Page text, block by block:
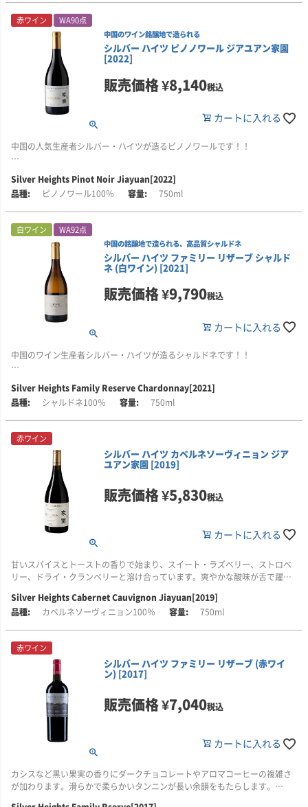
口に含むと、きめ細やかでありながら力強いタンニン、清涼感のある精緻な
酸味、そしてとろけるように豊かな風味が感じられ、「ザ・サミット」のク
ラシックな骨格を形作っています。特に印象的なのは、長く続く余韻。記憶
に残る味わいが、深い余情を残します。
■醸造について
ブドウは手摘みで収穫され、選別されます。発酵前には低温でのマセレーシ
ョンを行い、その後、温度管理されたタンクで発酵が進められます。熟成
は、フレンチオーク樽(新樽50％、1年樽50％)で12ヶ月間熟成が行われま
方式により丁寧に濾過されています。アルコール度数15％。
■シルバー・ハイツについて
シルバー・ハイツ(SILVER HEIGHTS)は、銀色高原にあり、中国では珍しい家
レン山地は、中国のワインベルトと呼ばれており将来期待されている地域で
す。
2007年に開業し、カベルネソーヴィニヨン、メルロー、シャルドネなど国際
品種を中心に栽培しています。土壌は赤粘土石灰質の土壌で、標高が高いた
め、昼夜の温度差があり、年間降水量も200mmと少ないのが特徴で、まさに
ワインのための地と言われています。
1999年、世界レベルのワインを造ろうと家長リン氏は、娘エマ(通称)をフラ
ンス/ボルドーに留学させました。エマは有名シャトーなどで研修する機会を
たり醸造責任者を務めていたティエリー・カンタードと愛情をはぐくみ2003
年に結婚しました。
2005年にエマは、ディプロマを取得して帰国、その後、中国のワイン商社に
勤めた後、ティエリ―とともにこのワイナリーを本格的なものに育て上げて
きました。確かな技術をもとに2007年の初リリース以来、たくさんの素晴ら
しい賞を数々受賞し現在に至っています。
赤ワイン WA90点
中国のワイン銘醸地で造られる
シルバー ハイツ ピノノワール ジアユアン家園
[2022]
販売価格¥8,140税込
カートに入れる
中国の人気生産者シルバー・ハイツが造るピノノワールです！！
このピノノワールは、まるで調香師の庭を思わせるような、ピュアで華やか
な香りが印象的です。
と立ち上がり、赤いさくらんぼやレッドプラム、野生のマルベリーといった
みずみずしい果実味が口いっぱいに広がります。さらに、スパイスやタバコ
の葉、森の下草や松の木のようなニュアンスが複雑味を加えています。
口当たりはとても繊細で、明るく生き生きとした酸味と、セミの羽のように
軽やかなタンニンが感じられます。花や果実の風味が舌の上で踊るように広
がり、このピノノワールの優雅さを見事に体現しています。
トマト・ビーフシチュー、石焼ごはん、きのこの餃子、子羊肉などと相性が
■栽培・醸造について
れています。丁寧に選別されたブドウの房を、自然酵母を用いて低温で発
酵。ワインは、1年使用のフレンチオーク樽50％と新しい素焼きの壺(クヴェ
ヴリ)50％で12か月間、熟成されます。アルコール度12％。
■シルバー・ハイツについて
シルバー・ハイツ(SILVER HEIGHTS)は、銀色高原にあり、中国では珍しい家
族経営のワイナリーです。ヘレン山地の標高1200mのところにあります。ヘ
レン山地は、中国のワインベルトと呼ばれており将来期待されている地域で
2007年に開業し、カベルネソーヴィニヨン、メルロー、シャルドネなど国際
品種を中心に栽培しています。土壌は赤粘土石灰質の土壌で、標高が高いた
ワインのための地と言われています。
1999年、世界レベルのワインを造ろうと家長リン氏は、娘エマ(通称)をフラ
ンス/ボルドーに留学させました。エマは有名シャトーなどで研修する機会を
得ていきます。その後、エマは、シャトー・カロン・セギュールで三代にわ
たり醸造責任者を務めていたティエリー・カンタードと愛情をはぐくみ2003
年に結婚しました。
2005年にエマは、ディプロマを取得して帰国、その後、中国のワイン商社に
勤めた後、ティエリ―とともにこのワイナリーを本格的なものに育て上げて
きました。確かな技術をもとに2007年の初リリース以来、たくさんの素晴ら
しい賞を数々受賞し現在に至っています。
Silver Heights Pinot Noir Jiayuan[2022]
ピノノワール100％
750ml
白ワイン WA92点
中国の銘醸地で造られる、高品質シャルドネ
シルバー ハイツ ファミリー リザーブ シャルド
ネ (白ワイン) [2021]
販売価格¥9,790税込
カートに入れる
中国のワイン生産者シルバー・ハイツが造るシャルドネです！！
美しい青リンゴの香りに、豊かなトロピカルフルーツのニュアンスが重なり
ます。口に含むと、パパイヤやバナナ、アプリコットの風味が広がり、クリ
蒸し魚、バニラ風味のローストチキン、チーズ、トリュフを使ったイタリア
ンパスタ、アーティチョークなどと相性が良いです。
■栽培・醸造について
中国/寧夏回族自治区で栽培されたブドウが使われています。優しくゆっくり
と圧搾し、温度管理された発酵を行い、酸化を防ぐよう細心の注意を払って
います。その後、ブルゴーニュ産オーク樽(新樽100％)で8か月間熟成してい
ます。アルコール度14％。
■シルバー・ハイツについて
族経営のワイナリーです。ヘレン山地の標高1200mのところにあります。ヘ
レン山地は、中国のワインベルトと呼ばれており将来期待されている地域で
2007年に開業し、カベルネソーヴィニヨン、メルロー、シャルドネなど国際
品種を中心に栽培しています。土壌は赤粘土石灰質の土壌で、標高が高いた
め、昼夜の温度差があり、年間降水量も200mmと少ないのが特徴で、まさに
ワインのための地と言われています。
1999年、世界レベルのワインを造ろうと家長リン氏は、娘エマ(通称)をフラ
ンス/ボルドーに留学させました。エマは有名シャトーなどで研修する機会を
得ていきます。その後、エマは、シャトー・カロン・セギュールで三代にわ
たり醸造責任者を務めていたティエリー・カンタードと愛情をはぐくみ2003
2005年にエマは、ディプロマを取得して帰国、その後、中国のワイン商社に
Silver Heights Family Reserve Chardonnay[2021]
シャルドネ100％
750ml
赤ワイン
シルバー ハイツ カベルネソーヴィニョン ジア
ユアン家園 [2019]
販売価格¥5,830税込
カートに入れる
甘いスパイスとトーストの香りで始まり、スイート・ラズベリー、ストロベ
リー、ドライ・クランベリーと溶け合っています。爽やかな酸味が舌で躍
このワインは、特別な区画のブドウの木から造られ、独特の繊細な果実を生
繊細なタンニンが際立つカベルネです。
フレンチオーク古樽で12か月間熟成し、さらに瓶内熟成を経てリリースされ
ます。アルコール度数14.5％。
■シルバー・ハイツについて
シルバー・ハイツ(SILVER HEIGHTS)は、銀色高原にあり、中国では珍しい家
族経営のワイナリーです。ヘレン山地の標高1200mのところにあります。ヘ
す。
Silver Heights Cabernet Cauvignon Jiayuan[2019]
カベルネソーヴィニョン100％
750ml
赤ワイン
シルバー ハイツ ファミリー リザーブ (赤ワイ
ン) [2017]
販売価格¥7,040税込
カートに入れる
カシスなど黒い果実の香りにダークチョコレートやアロマコーヒーの複雑さ
が加わります。滑らかで柔らかいタンニンが長い余韻をもたらします。